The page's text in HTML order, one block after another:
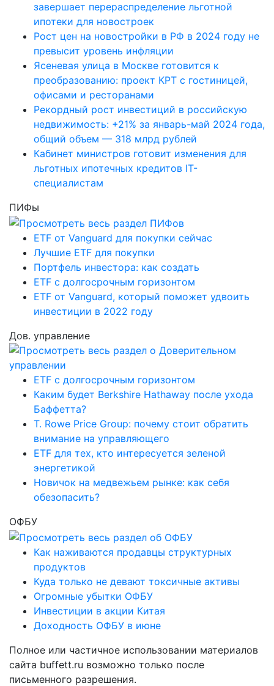
завершает перераспределение льготной
ипотеки для новостроек
Рост цен на новостройки в РФ в 2024 году не
превысит уровень инфляции
Ясеневая улица в Москве готовится к
преобразованию: проект КРТ с гостиницей,
офисами и ресторанами
Рекордный рост инвестиций в российскую
недвижимость: +21% за январь-май 2024 года,
общий объем — 318 млрд рублей
Кабинет министров готовит изменения для
льготных ипотечных кредитов IT-
специалистам
ПИФы
ETF от Vanguard для покупки сейчас
Лучшие ETF для покупки
Портфель инвестора: как создать
ETF с долгосрочным горизонтом
ETF от Vanguard, который поможет удвоить
инвестиции в 2022 году
Дов. управление
ETF с долгосрочным горизонтом
Каким будет Berkshire Hathaway после ухода
Баффетта?
T. Rowe Price Group: почему стоит обратить
внимание на управляющего
ETF для тех, кто интересуется зеленой
энергетикой
Новичок на медвежьем рынке: как себя
обезопасить?
ОФБУ
Как наживаются продавцы структурных
продуктов
Куда только не девают токсичные активы
Огромные убытки ОФБУ
Инвестиции в акции Китая
Доходность ОФБУ в июне
Полное или частичное использовании материалов
сайта buffett.ru возможно только после
письменного разрешения.